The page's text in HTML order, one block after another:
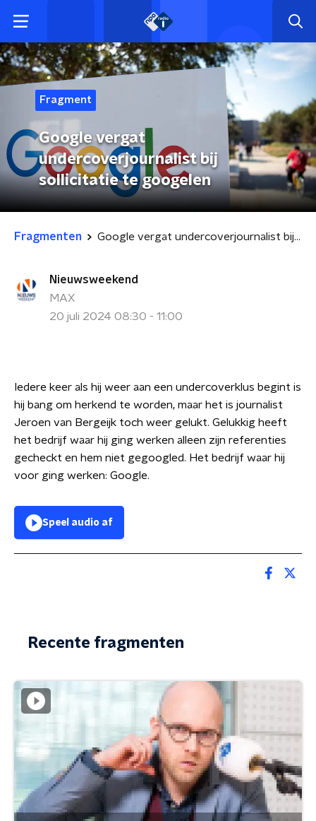
Fragment
Google vergat
undercoverjournalist bij
sollicitatie te googelen
Fragmenten Google vergat undercoverjournalist bij sollicitatie te googelen
Nieuwsweekend
MAX
20 juli 2024 08:30 - 11:00
Iedere keer als hij weer aan een undercoverklus begint is
hij bang om herkend te worden, maar het is journalist
Jeroen van Bergeijk toch weer gelukt. Gelukkig heeft
het bedrijf waar hij ging werken alleen zijn referenties
gecheckt en hem niet gegoogled. Het bedrijf waar hij
voor ging werken: Google.
Speel audio af
Recente fragmenten